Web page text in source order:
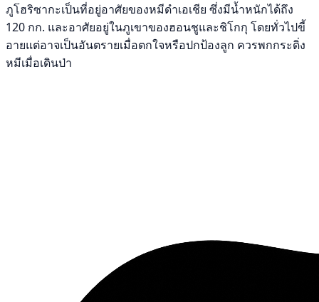
ภูโฮริซากะเป็นที่อยู่อาศัยของหมีดำเอเชีย ซึ่งมีน้ำหนักได้ถึง
120 กก. และอาศัยอยู่ในภูเขาของฮอนชูและชิโกกุ โดยทั่วไปขี้
อายแต่อาจเป็นอันตรายเมื่อตกใจหรือปกป้องลูก ควรพกกระดิ่ง
หมีเมื่อเดินป่า